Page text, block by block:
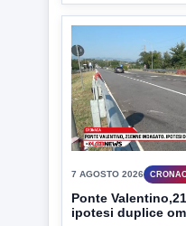
7 AGOSTO 2026
Ponte
ipotesi duplice